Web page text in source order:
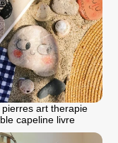
pierres art therapie
capeline livre